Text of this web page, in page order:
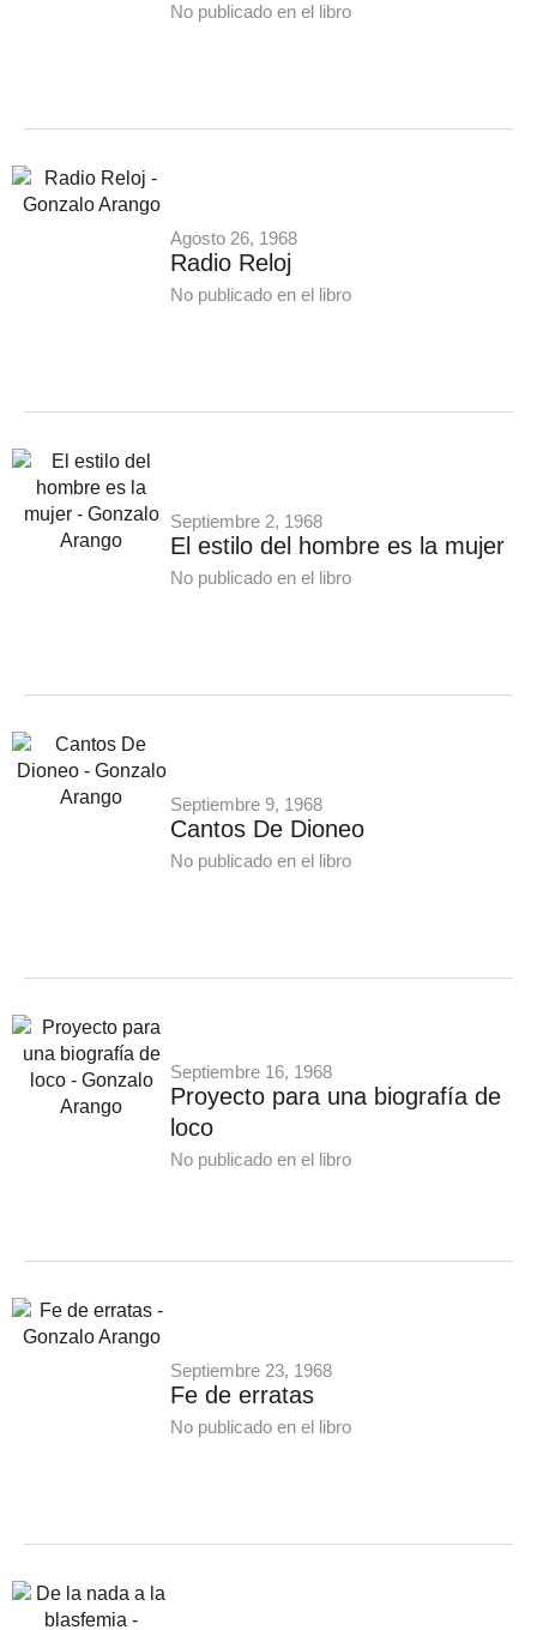
No publicado en el libro
Agosto 26, 1968
Radio Reloj
No publicado en el libro
Septiembre 2, 1968
El estilo del hombre es la mujer
No publicado en el libro
Septiembre 9, 1968
Cantos De Dioneo
No publicado en el libro
Septiembre 16, 1968
Proyecto para una biografía de
loco
No publicado en el libro
Septiembre 23, 1968
Fe de erratas
No publicado en el libro